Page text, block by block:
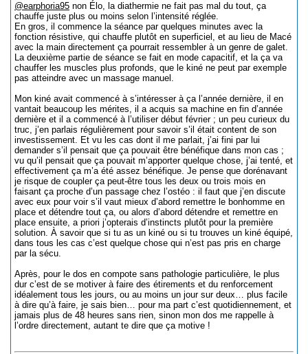
@earphoria95 non Élo, la diathermie ne fait pas mal du tout, ça
chauffe juste plus ou moins selon l’intensité réglée.
En gros, il commence la séance par quelques minutes avec la
fonction résistive, qui chauffe plutôt en superficiel, et au lieu de Macé
avec la main directement ça pourrait ressembler à un genre de galet.
La deuxième partie de séance se fait en mode capacitif, et la ça va
chauffer les muscles plus profonds, que le kiné ne peut par exemple
pas atteindre avec un massage manuel.
Mon kiné avait commencé à s’intéresser à ça l’année dernière, il en
vantait beaucoup les mérites, il a acquis sa machine en fin d’année
dernière et il a commencé à l’utiliser début février ; un peu curieux du
truc, j’en parlais régulièrement pour savoir s’il était content de son
investissement. Et vu les cas dont il me parlait, j’ai fini par lui
demander s’il pensait que ça pouvait être bénéfique dans mon cas ;
vu qu’il pensait que ça pouvait m’apporter quelque chose, j’ai tenté, et
effectivement ça m’a été assez bénéfique. Je pense que dorénavant
je risque de coupler ça peut-être tous les deux ou trois mois en
faisant ça proche d’un passage chez l’ostéo : il faut que j’en discute
avec eux pour voir s’il vaut mieux d’abord remettre le bonhomme en
place et détendre tout ça, ou alors d’abord détendre et remettre en
place ensuite, a priori j’opterais d’instincts plutôt pour la première
solution. À savoir que si tu as un kiné ou si tu trouves un kiné équipé,
dans tous les cas c’est quelque chose qui n’est pas pris en charge
par la sécu.
Après, pour le dos en compote sans pathologie particulière, le plus
dur c’est de se motiver à faire des étirements et du renforcement
idéalement tous les jours, ou au moins un jour sur deux… plus facile
à dire qu’à faire, je sais bien… pour ma part c’est quotidiennement, et
jamais plus de 48 heures sans rien, sinon mon dos me rappelle à
l’ordre directement, autant te dire que ça motive !